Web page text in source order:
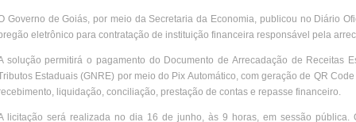
Governo de Goiás, por meio da Secretaria da Economia, publicou no Diário
eletrônico para contratação de instituição financeira responsável pela
solução permitirá o pagamento do Documento de Arrecadação de Receitas
Estaduais (GNRE) por meio do Pix Automático, com geração de QR
liquidação, conciliação, prestação de contas e repasse financeiro.
licitação será realizada no dia 16 de junho, às 9 horas, em sessão